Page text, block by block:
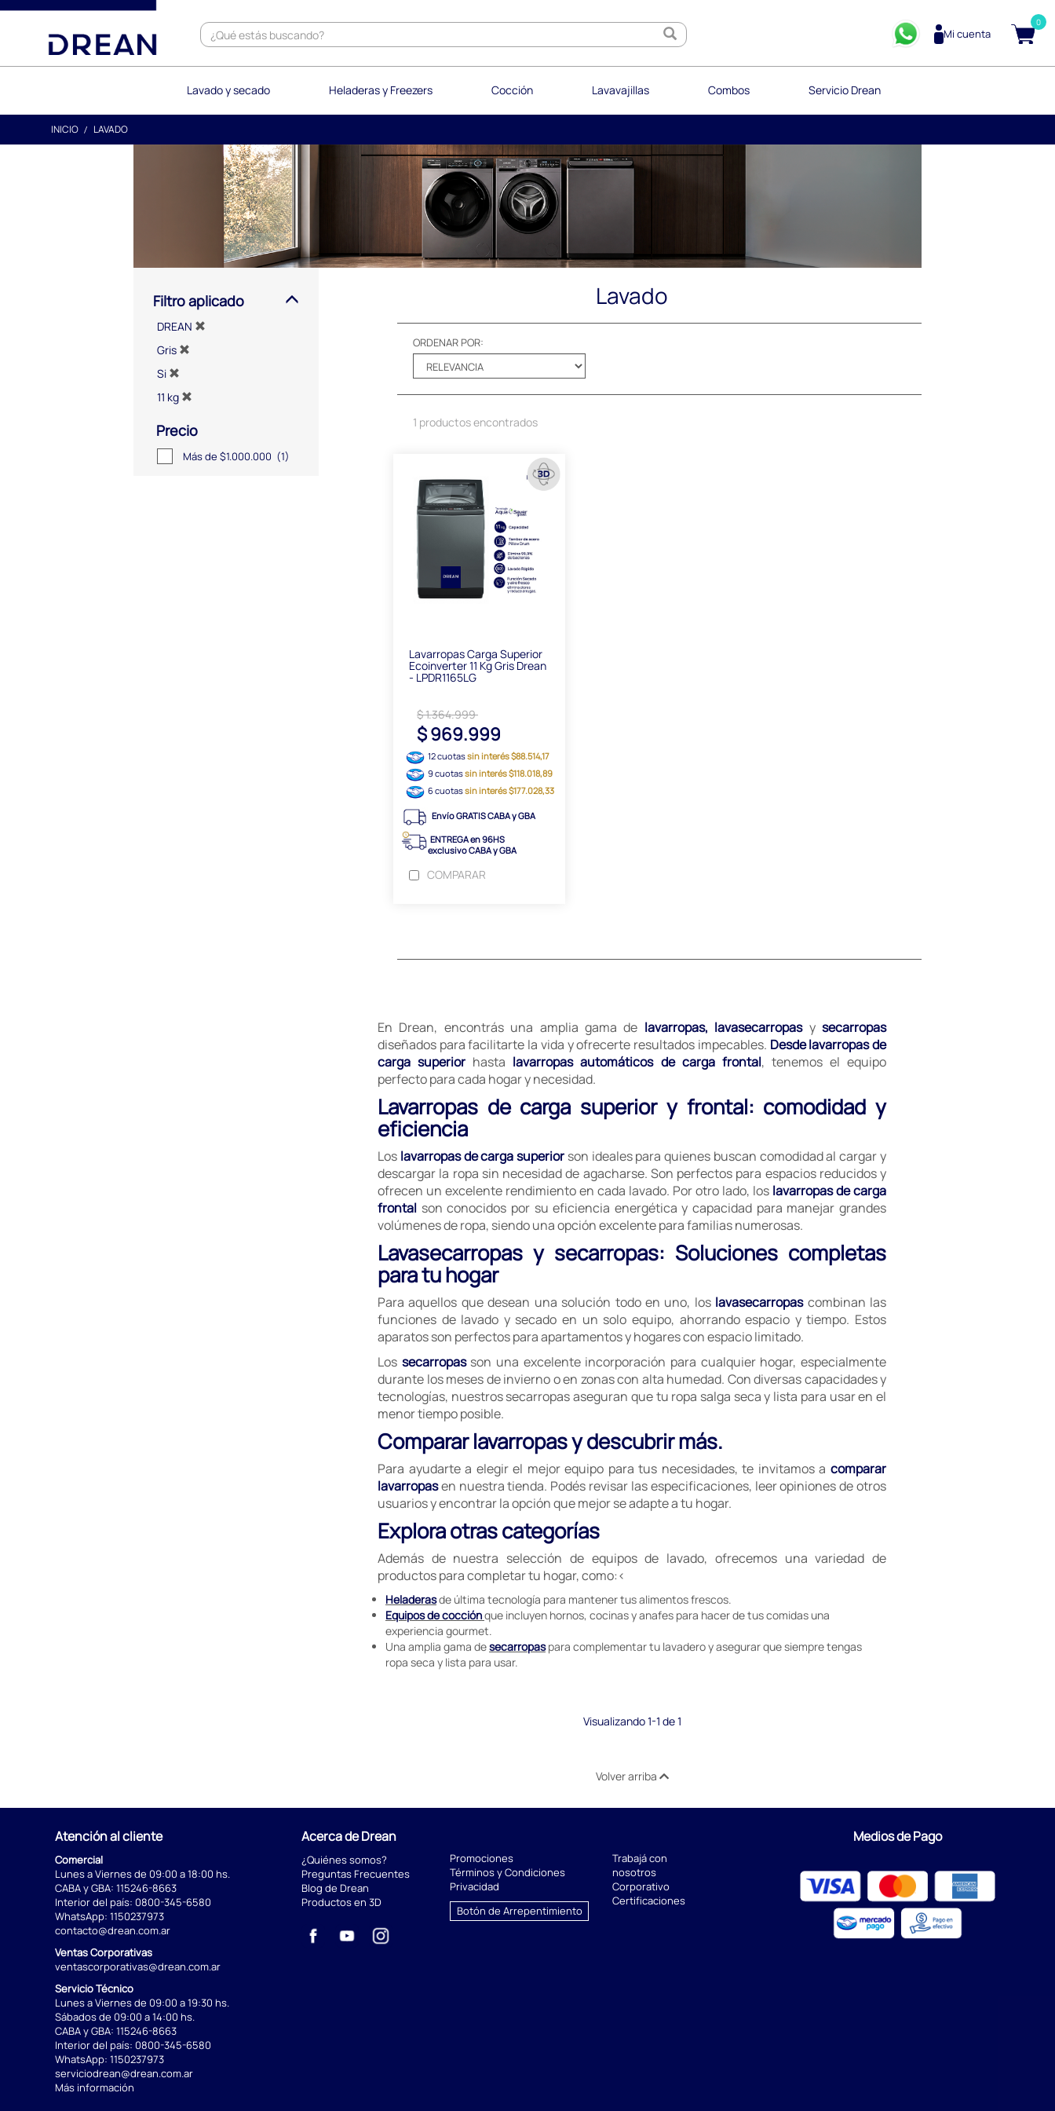
text.skipToContent
text.skipToNavigation
Mi cuenta
0
Lavado y secado Heladeras y Freezers Cocción Lavavajillas Combos Servicio Drean
INICIO LAVADO
Filtro aplicado
DREAN
Gris
Si
11 kg
Precio
Más de $1.000.000 (1)
Lavado
ORDENAR POR:
1 productos encontrados
Lavarropas Carga Superior
Ecoinverter 11 Kg Gris Drean
- LPDR1165LG
$ 1.364.999
$ 969.999
12 cuotassin interés $88.514,17
9 cuotassin interés $118.018,89
6 cuotassin interés $177.028,33
Envío GRATIS CABA y GBA
ENTREGA en 96HS
exclusivo CABA y GBA
COMPARAR
En Drean, encontrás una amplia gama de lavarropas, lavasecarropasysecarropas
diseñados para facilitarte la vida y ofrecerte resultados impecables. Desde lavarropas de
carga superior hasta lavarropas automáticos de carga frontal, tenemos el equipo
perfecto para cada hogar y necesidad.
Lavarropas de carga superior y frontal: comodidad y
eficiencia
Los lavarropas de carga superior son ideales para quienes buscan comodidad al cargar y
descargar la ropa sin necesidad de agacharse. Son perfectos para espacios reducidos y
ofrecen un excelente rendimiento en cada lavado. Por otro lado, los lavarropas de carga
frontal son conocidos por su eficiencia energética y capacidad para manejar grandes
volúmenes de ropa, siendo una opción excelente para familias numerosas.
Lavasecarropas y secarropas: Soluciones completas
para tu hogar
Para aquellos que desean una solución todo en uno, los lavasecarropascombinan las
funciones de lavado y secado en un solo equipo, ahorrando espacio y tiempo. Estos
aparatos son perfectos para apartamentos y hogares con espacio limitado.
Los secarropasson una excelente incorporación para cualquier hogar, especialmente
durante los meses de invierno o en zonas con alta humedad. Con diversas capacidades y
tecnologías, nuestros secarropas aseguran que tu ropa salga seca y lista para usar en el
menor tiempo posible.
Comparar lavarropas y descubrir más.
Para ayudarte a elegir el mejor equipo para tus necesidades, te invitamos a comparar
lavarropasen nuestra tienda. Podés revisar las especificaciones, leer opiniones de otros
usuarios y encontrar la opción que mejor se adapte a tu hogar.
Explora otras categorías
Además de nuestra selección de equipos de lavado, ofrecemos una variedad de
productos para completar tu hogar, como:<
Heladerasde última tecnología para mantener tus alimentos frescos.
Equipos de cocciónque incluyen hornos, cocinas y anafes para hacer de tus comidas una
experiencia gourmet.
Una amplia gama desecarropaspara complementar tu lavadero y asegurar que siempre tengas
ropa seca y lista para usar.
Visualizando 1-1 de 1
Volver arriba
Atención al cliente
Comercial
Lunes a Viernes de 09:00 a 18:00 hs.
CABA y GBA: 115246-8663
Interior del país: 0800-345-6580
WhatsApp: 1150237973
contacto@drean.com.ar
Ventas Corporativas
ventascorporativas@drean.com.ar
Servicio Técnico
Lunes a Viernes de 09:00 a 19:30 hs.
Sábados de 09:00 a 14:00 hs.
CABA y GBA: 115246-8663
Interior del país: 0800-345-6580
WhatsApp: 1150237973
serviciodrean@drean.com.ar
Más información
Acerca de Drean
¿Quiénes somos?
Preguntas Frecuentes
Blog de Drean
Productos en 3D
Promociones
Términos y Condiciones
Privacidad
Botón de Arrepentimiento
Trabajá con
nosotros
Corporativo
Certificaciones
Medios de Pago